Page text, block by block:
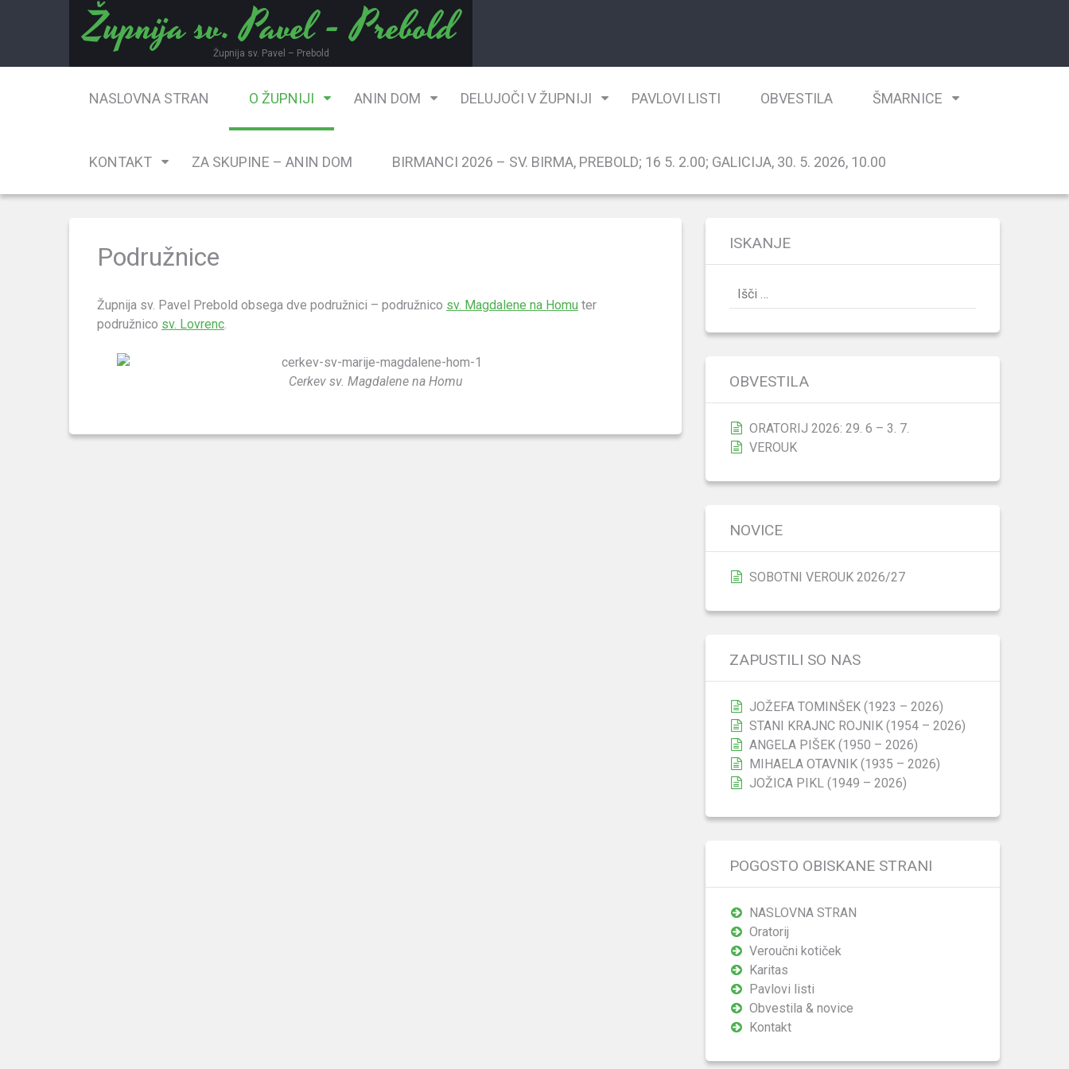
Župnija sv. Pavel - Prebold
Župnija sv. Pavel – Prebold
NASLOVNA STRAN O ŽUPNIJI ANIN DOM DELUJOČI V ŽUPNIJI PAVLOVI LISTI OBVESTILA ŠMARNICE
KONTAKT ZA SKUPINE – ANIN DOM BIRMANCI 2026 – SV. BIRMA, PREBOLD; 16 5. 2.00; GALICIJA, 30. 5. 2026, 10.00
Podružnice
Župnija sv. Pavel Prebold obsega dve podružnici – podružnico sv. Magdalene na Homu ter
podružnico sv. Lovrenc.
Cerkev sv. Magdalene na Homu
ISKANJE
Išči:
OBVESTILA
ORATORIJ 2026: 29. 6 – 3. 7.
VEROUK
NOVICE
SOBOTNI VEROUK 2026/27
ZAPUSTILI SO NAS
JOŽEFA TOMINŠEK (1923 – 2026)
STANI KRAJNC ROJNIK (1954 – 2026)
ANGELA PIŠEK (1950 – 2026)
MIHAELA OTAVNIK (1935 – 2026)
JOŽICA PIKL (1949 – 2026)
POGOSTO OBISKANE STRANI
NASLOVNA STRAN
Oratorij
Veroučni kotiček
Karitas
Pavlovi listi
Obvestila & novice
Kontakt